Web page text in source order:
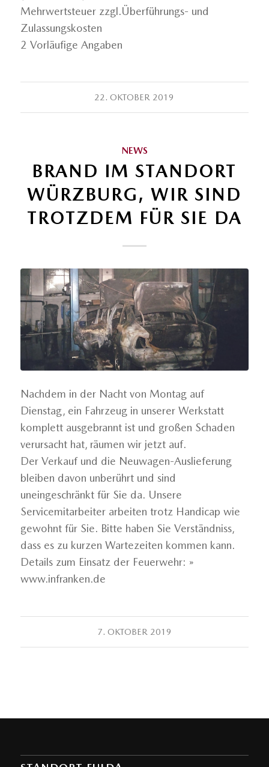
Mehrwertsteuer zzgl.Überführungs- und
Zulassungskosten
2 Vorläufige Angaben
22. OKTOBER 2019
NEWS
BRAND IM STANDORT
WÜRZBURG, WIR SIND
TROTZDEM FÜR SIE DA
Nachdem in der Nacht von Montag auf
Dienstag, ein Fahrzeug in unserer Werkstatt
komplett ausgebrannt ist und großen Schaden
verursacht hat, räumen wir jetzt auf.
Der Verkauf und die Neuwagen-Auslieferung
bleiben davon unberührt und sind
uneingeschränkt für Sie da. Unsere
Servicemitarbeiter arbeiten trotz Handicap wie
gewohnt für Sie. Bitte haben Sie Verständniss,
dass es zu kurzen Wartezeiten kommen kann.
Details zum Einsatz der Feuerwehr: »
www.infranken.de
7. OKTOBER 2019